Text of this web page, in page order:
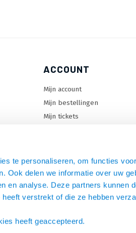
te personaliseren, om functies
Ook delen we informatie over uw
en analyse. Deze partners kunnen
verstrekt of die ze hebben
heeft geaccepteerd.
ACCOUNT
Mijn account
Mijn bestellingen
Mijn tickets